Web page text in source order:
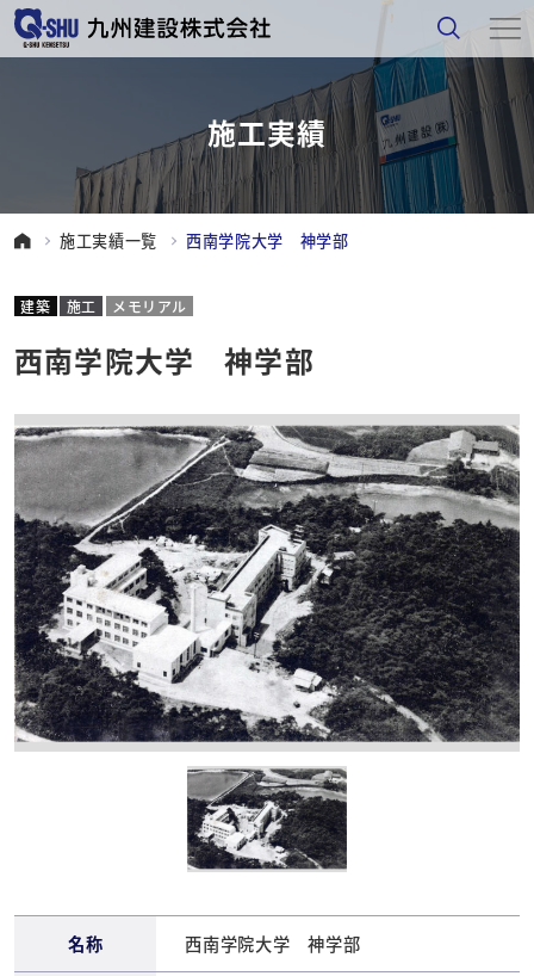
施工実績
施工実績一覧 西南学院大学 神学部
建築 施工 メモリアル
西南学院大学 神学部
名称 西南学院大学 神学部